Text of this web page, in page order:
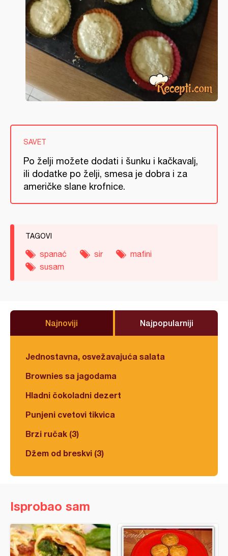
SAVET
Po želji možete dodati i šunku i kačkavalj,
ili dodatke po želji, smesa je dobra i za
američke slane krofnice.
TAGOVI
spanać sir
mafini
susam
Najnoviji Najpopularniji
Jednostavna, osvežavajuća salata
Brownies sa jagodama
Hladni čokoladni dezert
Punjeni cvetovi tikvica
Brzi ručak (3)
Džem od breskvi (3)
Isprobao sam